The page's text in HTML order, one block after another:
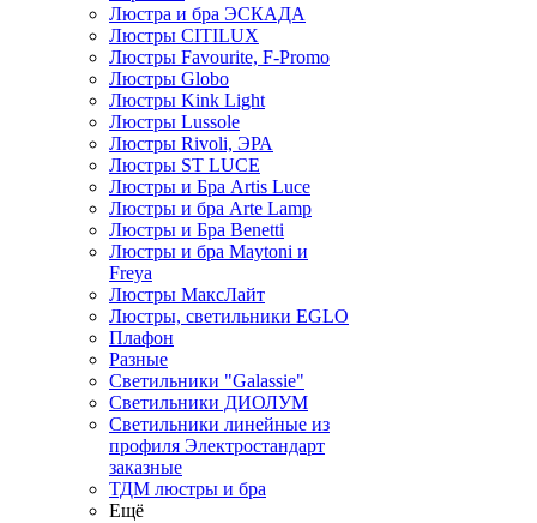
Люстра и бра ЭСКАДА
Люстры CITILUX
Люстры Favourite, F-Promo
Люстры Globo
Люстры Kink Light
Люстры Lussole
Люстры Rivoli, ЭРА
Люстры ST LUCE
Люстры и Бра Artis Luce
Люстры и бра Arte Lamp
Люстры и Бра Benetti
Люстры и бра Maytoni и
Freya
Люстры МаксЛайт
Люстры, светильники EGLO
Плафон
Разные
Светильники "Galassie"
Светильники ДИОЛУМ
Светильники линейные из
профиля Электростандарт
заказные
ТДМ люстры и бра
Ещё